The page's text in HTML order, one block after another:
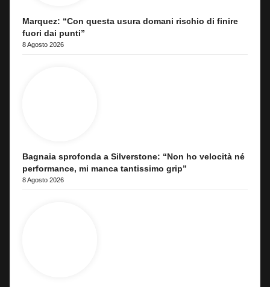
Marquez: “Con questa usura domani rischio di finire
fuori dai punti”
8 Agosto 2026
Bagnaia sprofonda a Silverstone: “Non ho velocità né
performance, mi manca tantissimo grip”
8 Agosto 2026